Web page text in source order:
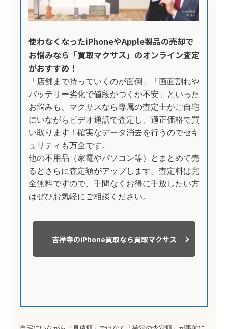
使わなくなったiPhoneやApple製品の売却で
お悩みなら「買取マクサス」のオンライン査定
がおすすめ！
「店舗まで持っていくのが面倒」「画面割れや
バッテリー劣化で値段がつくか不安」といった
お悩みも、マクサスなら専属の査定士がご自宅
にいながらビデオ通話で査定し、適正価格で買
い取ります！確実なデータ消去を行うのでセキ
ュリティも万全です。
他の不用品（家電やパソコン等）とまとめて売
るとさらに査定額がアップします。査定料は完
全無料ですので、手間なくお得に手放したい方
はぜひお気軽にご相談ください。
吉祥寺のiPhone買取なら買取マクサス